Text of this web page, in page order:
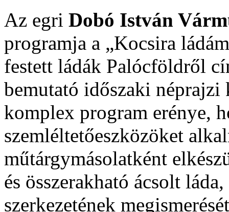
Az egri Dobó István
programja a „Kocsira
festett ládák Palócföldről
bemutató időszaki
komplex program erénye,
szemléltetőeszközöket
műtárgymásolatként
és összerakható ácsolt
szerkezetének